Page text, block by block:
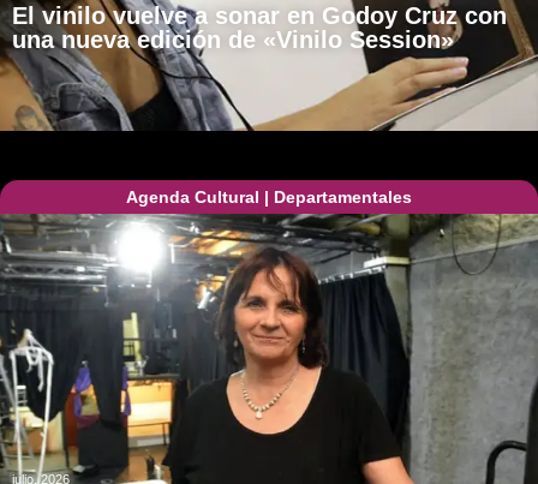
El vinilo vuelve a sonar en Godoy Cruz con
una nueva edición de «Vinilo Session»
Agenda Cultural | Departamentales
julio, 2026